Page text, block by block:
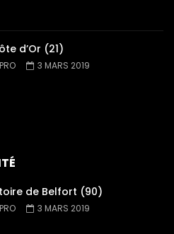
d’Or (21)
3 MARS 2019
de Belfort (90)
3 MARS 2019